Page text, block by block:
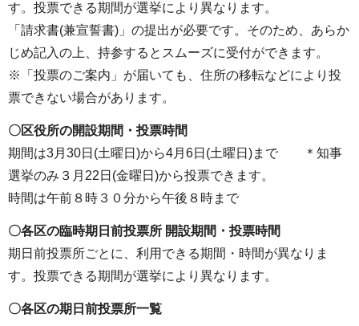
す。投票できる期間が選挙により異なります。
「請求書(兼宣誓書)」の提出が必要です。そのため、あらか
じめ記入の上、持参するとスムーズに受付ができます。
※「投票のご案内」が届いても、住所の移転などにより投
票できない場合があります。
〇区役所の開設期間・投票時間
期間は3月30日(土曜日)から4月6日(土曜日)まで ＊知事
選挙のみ３月22日(金曜日)から投票できます。
時間は午前８時３０分から午後８時まで
〇各区の臨時期日前投票所 開設期間・投票時間
期日前投票所ごとに、利用できる期間・時間が異なりま
す。投票できる期間が選挙により異なります。
〇各区の期日前投票所一覧